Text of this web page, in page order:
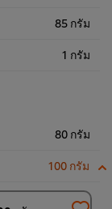
85 กรัม
1 กรัม
80 กรัม
100 กรัม